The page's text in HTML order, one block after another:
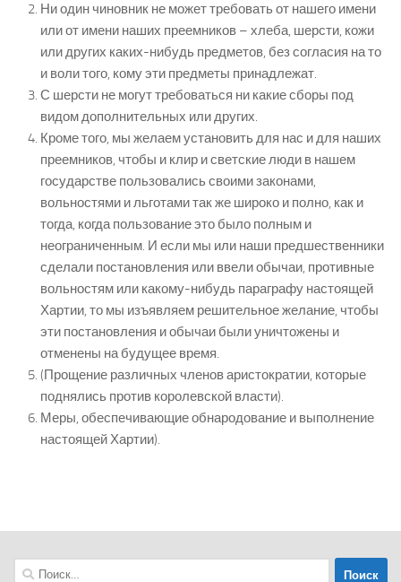
Ни один чиновник не может требовать от нашего имени
или от имени наших преемников – хлеба, шерсти, кожи
или других каких-нибудь предметов, без согласия на то
и воли того, кому эти предметы принадлежат.
С шерсти не могут требоваться ни какие сборы под
видом дополнительных или других.
Кроме того, мы желаем установить для нас и для наших
преемников, чтобы и клир и светские люди в нашем
государстве пользовались своими законами,
вольностями и льготами так же широко и полно, как и
тогда, когда пользование это было полным и
неограниченным. И если мы или наши предшественники
сделали постановления или ввели обычаи, противные
вольностям или какому-нибудь параграфу настоящей
Хартии, то мы изъявляем решительное желание, чтобы
эти постановления и обычаи были уничтожены и
отменены на будущее время.
(Прощение различных членов аристократии, которые
поднялись против королевской власти).
Меры, обеспечивающие обнародование и выполнение
настоящей Хартии).
Найти: